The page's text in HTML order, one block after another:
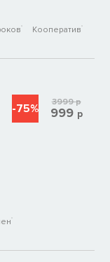
Кооператив
-75% 3999р
999 р